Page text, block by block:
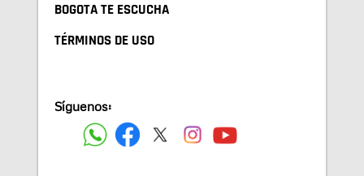
BOGOTA TE ESCUCHA
TÉRMINOS DE USO
Síguenos: